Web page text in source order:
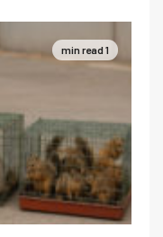
1 min read